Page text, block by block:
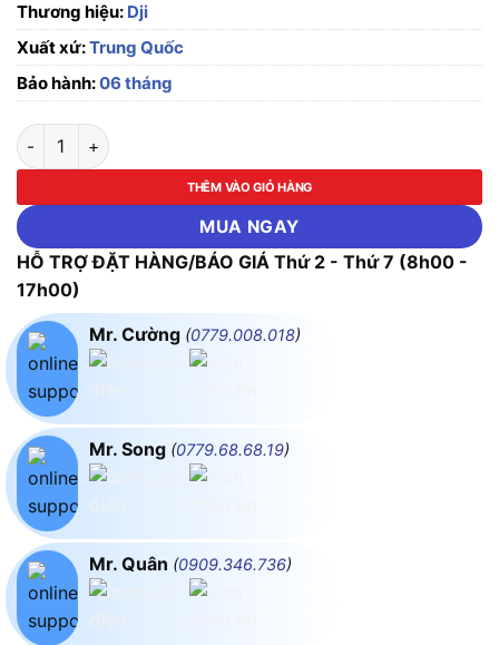
Thương hiệu: Dji
Xuất xứ:Trung Quốc
Bảo hành:06 tháng
Pin Thông Minh Dùng Cho Máy Bay DJI Mavic 3 số lượng
THÊM VÀO GIỎ HÀNG
MUA NGAY
HỖ TRỢ ĐẶT HÀNG/BÁO GIÁ Thứ 2 - Thứ 7 (8h00 -
17h00)
Mr. Cường (0779.008.018)
Mr. Song (0779.68.68.19)
Mr. Quân (0909.346.736)